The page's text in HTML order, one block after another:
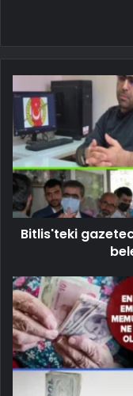
Bitlis'teki